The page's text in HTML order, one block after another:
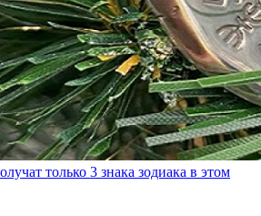
только 3 знака зодиака в этом